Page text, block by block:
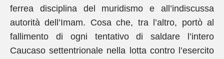
ferrea disciplina del muridismo e all’indiscussa
autorità dell’Imam. Cosa che, tra l’altro, portò al
fallimento di ogni tentativo di saldare l’intero
Caucaso settentrionale nella lotta contro l’esercito